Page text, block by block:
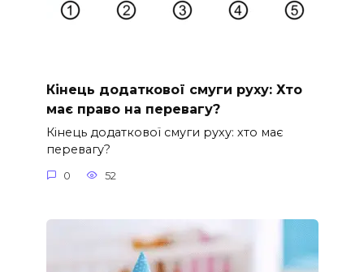
Кінець додаткової смуги руху: Хто
має право на перевагу?
Кінець додаткової смуги руху: хто має
перевагу?
0 52